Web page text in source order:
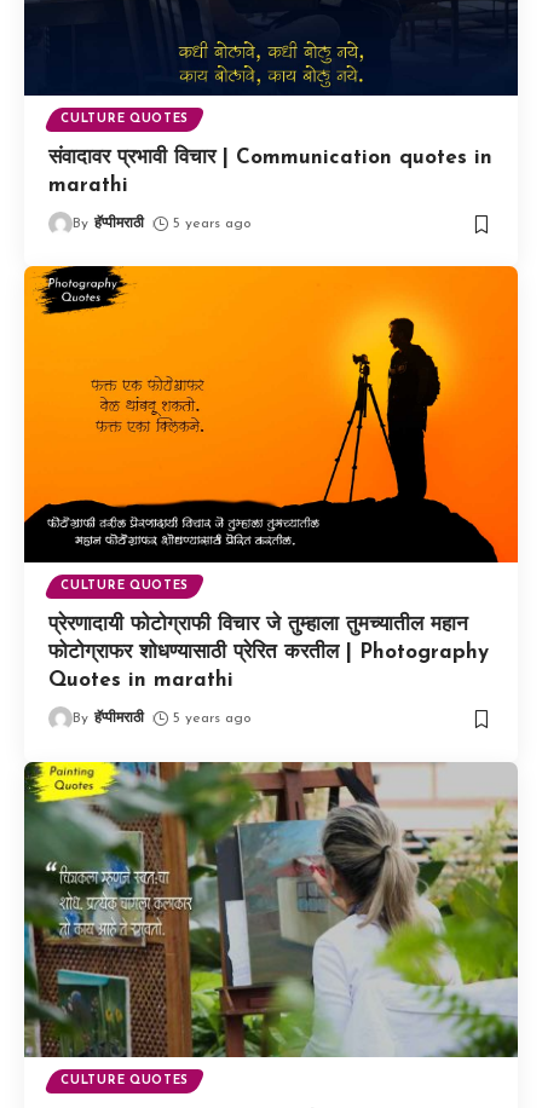
CULTURE QUOTES
संवादावर प्रभावी विचार | Communication quotes in
marathi
By हॅप्पीमराठी 5 years ago
CULTURE QUOTES
प्रेरणादायी फोटोग्राफी विचार जे तुम्हाला तुमच्यातील महान
फोटोग्राफर शोधण्यासाठी प्रेरित करतील | Photography
Quotes in marathi
By हॅप्पीमराठी 5 years ago
CULTURE QUOTES